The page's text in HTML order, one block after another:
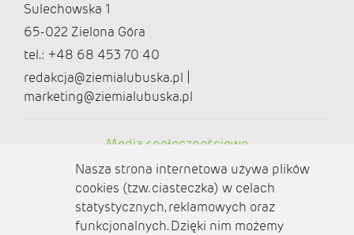
Sulechowska 1
65-022 Zielona Góra
tel.: +48 68 453 70 40
redakcja@ziemialubuska.pl |
marketing@ziemialubuska.pl
Media społecznościowe
Nasza strona internetowa używa plików
cookies (tzw. ciasteczka) w celach
statystycznych, reklamowych oraz
funkcjonalnych. Dzięki nim możemy